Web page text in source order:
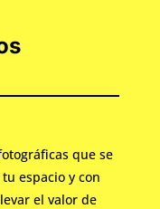
que se
espacio y con
el valor de